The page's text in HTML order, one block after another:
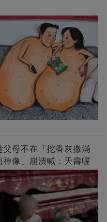
母不在「挖香灰撒滿
像」崩潰喊：夭壽喔